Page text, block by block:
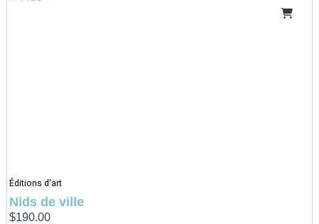
Éditions d'art
Nids de ville
$190.00